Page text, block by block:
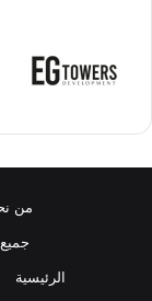
من
الرئيسية